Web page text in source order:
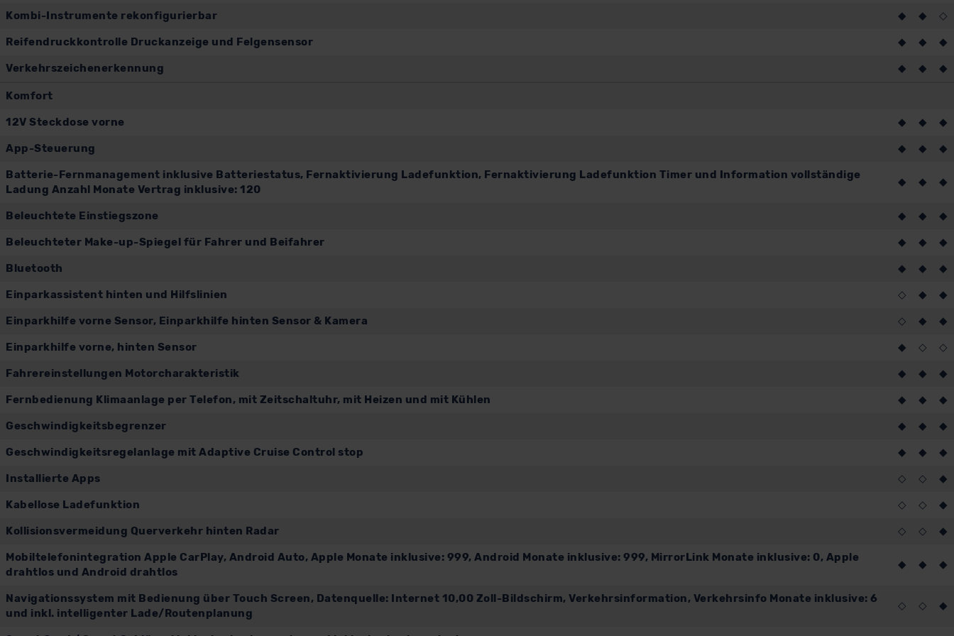
Kombi-Instrumente rekonfigurierbar ◆ ◆ ◇
Reifendruckkontrolle Druckanzeige und Felgensensor ◆ ◆ ◆
Verkehrszeichenerkennung ◆ ◆ ◆
Komfort
12V Steckdose vorne ◆ ◆ ◆
App-Steuerung ◆ ◆ ◆
Batterie-Fernmanagement inklusive Batteriestatus, Fernaktivierung Ladefunktion, Fernaktivierung Ladefunktion Timer und Information vollständige
Ladung Anzahl Monate Vertrag inklusive: 120
◆ ◆ ◆
Beleuchtete Einstiegszone ◆ ◆ ◆
Beleuchteter Make-up-Spiegel für Fahrer und Beifahrer ◆ ◆ ◆
Bluetooth ◆ ◆ ◆
Einparkassistent hinten und Hilfslinien ◇ ◆ ◆
Einparkhilfe vorne Sensor, Einparkhilfe hinten Sensor & Kamera ◇ ◆ ◆
Einparkhilfe vorne, hinten Sensor ◆ ◇ ◇
Fahrereinstellungen Motorcharakteristik ◆ ◆ ◆
Fernbedienung Klimaanlage per Telefon, mit Zeitschaltuhr, mit Heizen und mit Kühlen ◆ ◆ ◆
Geschwindigkeitsbegrenzer ◆ ◆ ◆
Geschwindigkeitsregelanlage mit Adaptive Cruise Control stop ◆ ◆ ◆
Installierte Apps ◇ ◇ ◆
Kabellose Ladefunktion ◇ ◇ ◆
Kollisionsvermeidung Querverkehr hinten Radar ◇ ◇ ◆
Mobiltelefonintegration Apple CarPlay, Android Auto, Apple Monate inklusive: 999, Android Monate inklusive: 999, MirrorLink Monate inklusive: 0, Apple
drahtlos und Android drahtlos
◆ ◆ ◆
Navigationssystem mit Bedienung über Touch Screen, Datenquelle: Internet 10,00 Zoll-Bildschirm, Verkehrsinformation, Verkehrsinfo Monate inklusive: 6
und inkl. intelligenter Lade/Routenplanung
◇ ◇ ◆